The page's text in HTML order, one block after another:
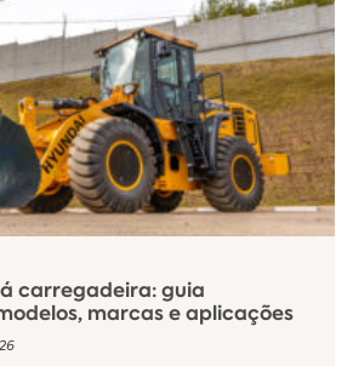
carregadeira: guia
marcas e aplicações